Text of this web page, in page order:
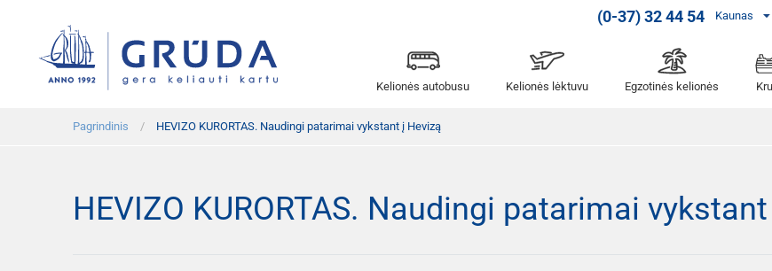
(0-37) 32 44 54 Kaunas
Kelionės autobusu Kelionės lėktuvu Egzotinės kelionės
Pagrindinis HEVIZO KURORTAS. Naudingi patarimai vykstant į Hevizą
HEVIZO KURORTAS. Naudingi patarimai